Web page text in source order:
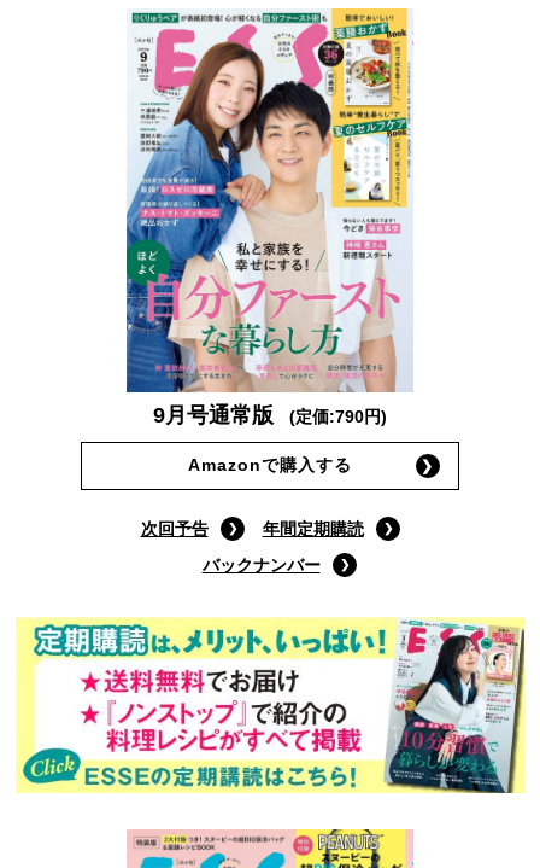
9月号通常版 (定価:790円)
Amazonで購入する
次回予告
年間定期購読
バックナンバー